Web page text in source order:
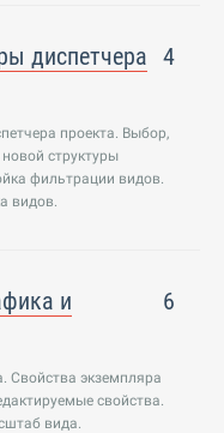
диспетчера 4
проекта. Выбор,
структуры
фильтрации видов.
видов.
и
6
Свойства экземпляра
свойства.
вида.